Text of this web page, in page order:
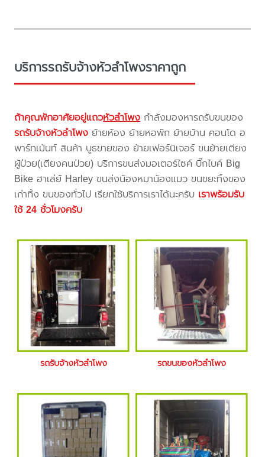
บริการรถรับจ้างหัวลำโพงราคาถูก
ถ้าคุณพักอาศัยอยู่แถวหัวลำโพง กำลังมองหารถรับขนของ
รถรับจ้างหัวลำโพง ย้ายห้อง ย้ายหอพัก ย้ายบ้าน คอนโด อ
พาร์ทเม้นท์ สินค้า บูธขายของ ย้ายเฟอร์นิเจอร์ ขนย้ายเตียง
ผู้ป่วย(เตียงคนป่วย) บริการขนส่งมอเตอร์ไซค์ บิ๊กไบค์ Big
Bike ฮาเล่ย์ Harley ขนส่งน้องหมาน้องแมว ขนขยะทิ้งของ
เก่าทิ้ง ขนของทั่วไป เรียกใช้บริการเราได้นะครับ เราพร้อมรับ
ใช้ 24 ชั่วโมงครับ
รถรับจ้างหัวลำโพง รถขนของหัวลำโพง